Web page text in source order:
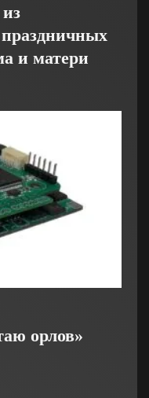
и матери
орлов»